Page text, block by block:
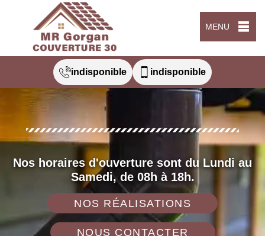
MENU
indisponible indisponible
Nos horaires d'ouverture sont du Lundi au
Samedi, de 08h à 18h.
NOS RÉALISATIONS
NOUS CONTACTER